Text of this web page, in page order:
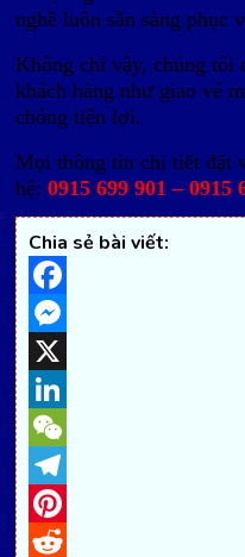
nghề luôn sẵn sàng phục
Không chỉ vậy, chúng tôi
khách hàng như giao vé
chóng tiện lợi.
Mọi thông tin chi tiết đặt
hệ: 0915 699 901 – 0915
Chia sẻ bài viết:
Facebook
Messenger
X
LinkedIn
WeChat
Telegram
Pinterest